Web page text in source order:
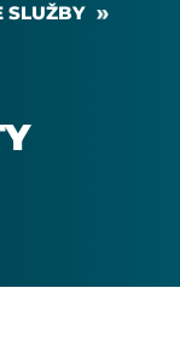
SLUŽBY